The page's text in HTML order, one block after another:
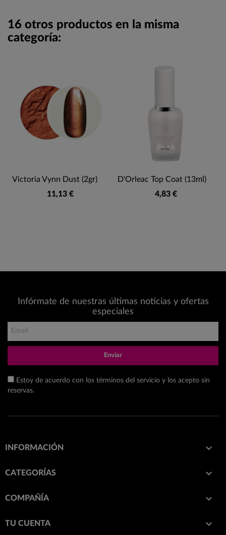
16 otros productos en la misma
categoría:
Victoria Vynn Dust (2gr)
11,13 €
D'Orleac Top Coat (13ml)
4,83 €
Infórmate de nuestras últimas noticias y ofertas
especiales
Enviar
Estoy de acuerdo con los términos del servicio y los acepto sin
reservas.
INFORMACIÓN 
CATEGORÍAS 
COMPAÑÍA 
TU CUENTA 